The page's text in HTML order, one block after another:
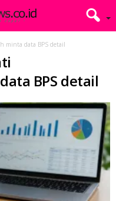
minta data BPS detail
BPS detail